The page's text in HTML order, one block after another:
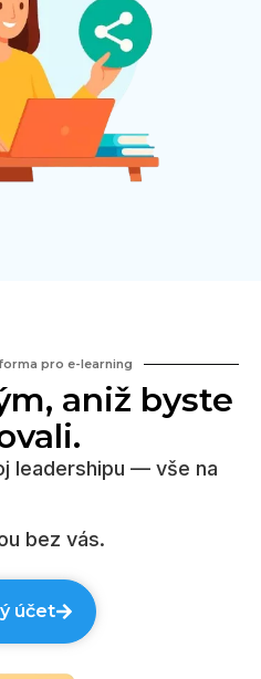
pro e-learning
aniž byste
leadershipu — vše na
bez vás.
účet